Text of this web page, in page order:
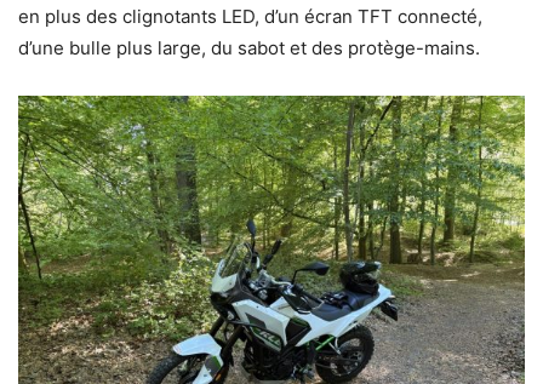
en plus des clignotants LED, d’un écran TFT connecté,
d’une bulle plus large, du sabot et des protège-mains.